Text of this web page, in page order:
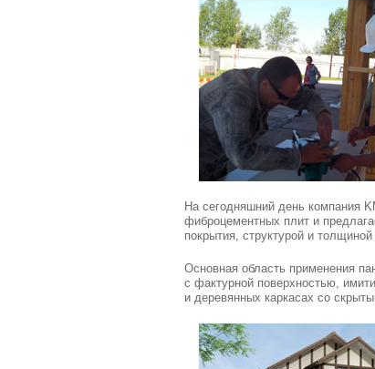
На сегодняшний день компания
фиброцементных плит и
покрытия, структурой и
Основная область применения
с фактурной поверхностью,
и деревянных каркасах со